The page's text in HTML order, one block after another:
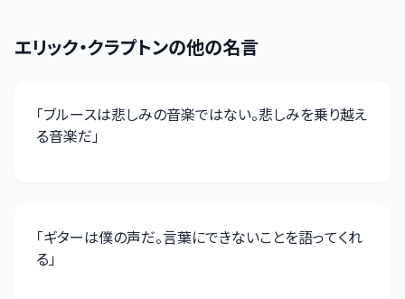
エリック・クラプトンの他の名言
「ブルースは悲しみの音楽ではない。悲しみを乗り越え
る音楽だ」
「ギターは僕の声だ。言葉にできないことを語ってくれ
る」